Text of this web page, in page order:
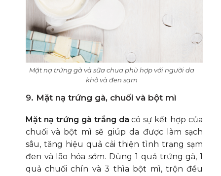
Mặt nạ trứng gà và sữa chua phù hợp với người da
khô và đen sạm
9. Mặt nạ trứng gà, chuối và bột mì
Mặt nạ trứng gà trắng da có sự kết hợp của
chuối và bột mì sẽ giúp da được làm sạch
sâu, tăng hiệu quả cải thiện tình trạng sạm
đen và lão hóa sớm. Dùng 1 quả trứng gà, 1
quả chuối chín và 3 thìa bột mì, trộn đều